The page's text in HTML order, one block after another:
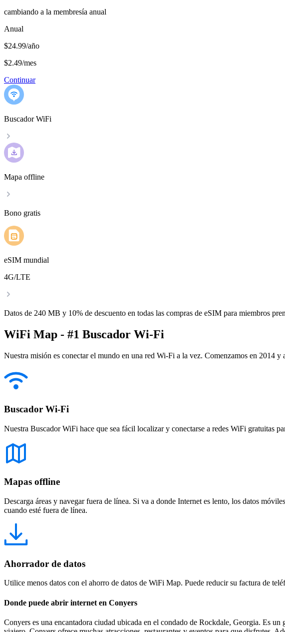
cambiando a la membresía anual
Anual
$24.99/año
$2.49/mes
Continuar
Buscador WiFi
Mapa offline
Bono gratis
eSIM mundial
4G/LTE
Datos de 240 MB y 10% de descuento en todas las compras de eSIM para miembros
WiFi Map - #1 Buscador Wi-Fi
Nuestra misión es conectar el mundo en una red Wi-Fi a la vez. Comenzamos en 2014
Buscador Wi-Fi
Nuestra Buscador WiFi hace que sea fácil localizar y conectarse a redes WiFi gratuitas
Mapas offline
Descarga áreas y navegar fuera de línea. Si va a donde Internet es lento, los datos
cuando esté fuera de línea.
Ahorrador de datos
Utilice menos datos con el ahorro de datos de WiFi Map. Puede reducir su factura de
Donde puede abrir internet en Conyers
Conyers es una encantadora ciudad ubicada en el condado de Rockdale, Georgia. Es